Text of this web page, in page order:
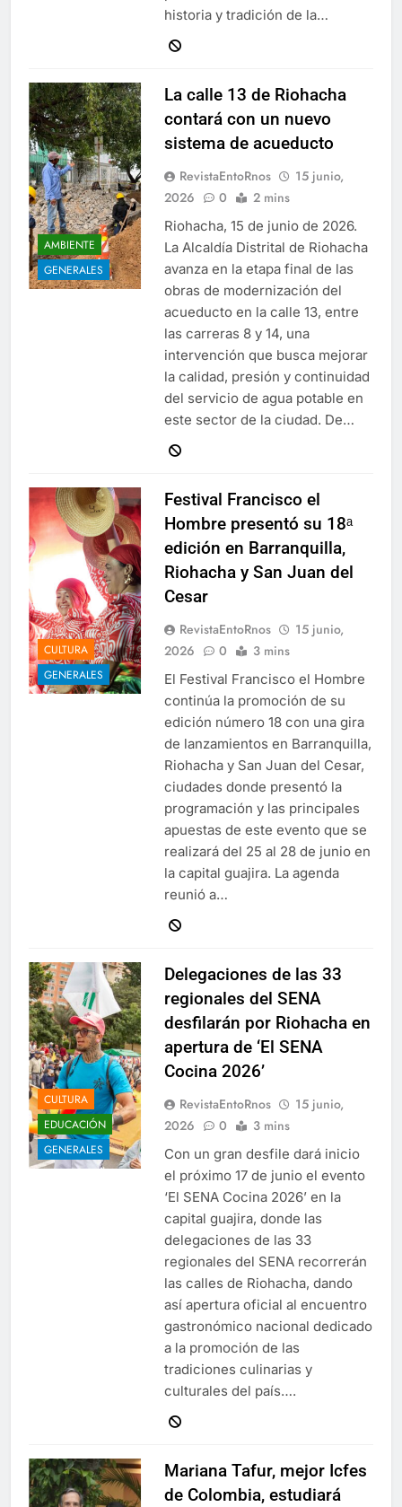
historia y tradición de la…
AMBIENTE
GENERALES
La calle 13 de Riohacha
contará con un nuevo
sistema de acueducto
RevistaEntoRnos
15 junio,
2026
0 2 mins
Riohacha, 15 de junio de 2026.
La Alcaldía Distrital de Riohacha
avanza en la etapa final de las
obras de modernización del
acueducto en la calle 13, entre
las carreras 8 y 14, una
intervención que busca mejorar
la calidad, presión y continuidad
del servicio de agua potable en
este sector de la ciudad. De…
CULTURA
GENERALES
Festival Francisco el
Hombre presentó su 18ᵃ
edición en Barranquilla,
Riohacha y San Juan del
Cesar
RevistaEntoRnos
15 junio,
2026
0 3 mins
El Festival Francisco el Hombre
continúa la promoción de su
edición número 18 con una gira
de lanzamientos en Barranquilla,
Riohacha y San Juan del Cesar,
ciudades donde presentó la
programación y las principales
apuestas de este evento que se
realizará del 25 al 28 de junio en
la capital guajira. La agenda
reunió a…
CULTURA
EDUCACIÓN
GENERALES
Delegaciones de las 33
regionales del SENA
desfilarán por Riohacha en
apertura de ‘El SENA
Cocina 2026’
RevistaEntoRnos
15 junio,
2026
0 3 mins
Con un gran desfile dará inicio
el próximo 17 de junio el evento
‘El SENA Cocina 2026’ en la
capital guajira, donde las
delegaciones de las 33
regionales del SENA recorrerán
las calles de Riohacha, dando
así apertura oficial al encuentro
gastronómico nacional dedicado
a la promoción de las
tradiciones culinarias y
culturales del país….
Mariana Tafur, mejor Icfes
de Colombia, estudiará